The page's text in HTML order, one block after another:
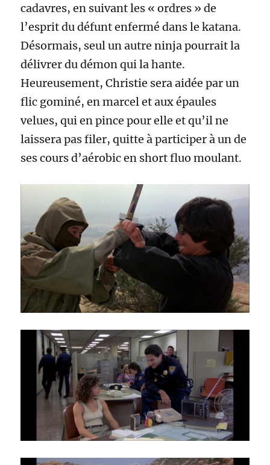
cadavres, en suivant les « ordres » de
l’esprit du défunt enfermé dans le katana.
Désormais, seul un autre ninja pourrait la
délivrer du démon qui la hante.
Heureusement, Christie sera aidée par un
flic gominé, en marcel et aux épaules
velues, qui en pince pour elle et qu’il ne
laissera pas filer, quitte à participer à un de
ses cours d’aérobic en short fluo moulant.